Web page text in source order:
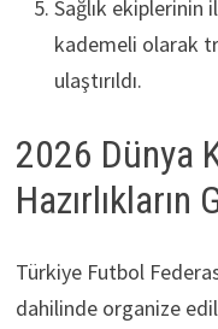
Sağlık ekiplerinin
kademeli olarak
ulaştırıldı.
2026 Dünya
Türkiye Futbol
dahilinde organize